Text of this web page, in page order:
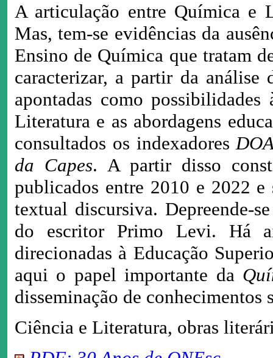
A articulação entre Química e
Mas, tem-se evidências da
Ensino de Química que tratam
caracterizar, a partir da análise
apontadas como
Literatura e as abordagens
consultados os indexadores
da Capes. A partir disso
publicados entre 2010 e 2022 e
textual discursiva. Depreende-
do escritor Primo Levi. Há
direcionadas à Educação
aqui o papel importante da
disseminação de
Ciência e Literatura, obras